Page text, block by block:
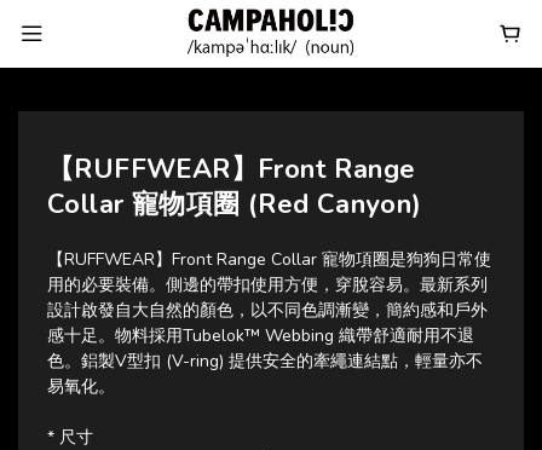
【RUFFWEAR】Front Range
Collar 寵物項圈 (Red Canyon)
【RUFFWEAR】Front Range Collar 寵物項圈是狗狗日常使
用的必要裝備。側邊的帶扣使用方便，穿脫容易。最新系列
設計啟發自大自然的顏色，以不同色調漸變，簡約感和戶外
感十足。物料採用Tubelok™ Webbing 織帶舒適耐用不退
色。鋁製V型扣 (V-ring) 提供安全的牽繩連結點，輕量亦不
易氧化。
* 尺寸